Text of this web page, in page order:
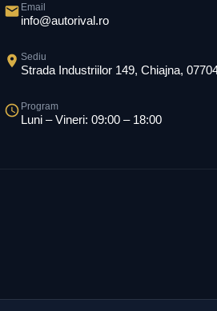
Email
info@autorival.ro
Sediu
Strada Industriilor 149, Chiajna,
Program
Luni – Vineri: 09:00 – 18:00